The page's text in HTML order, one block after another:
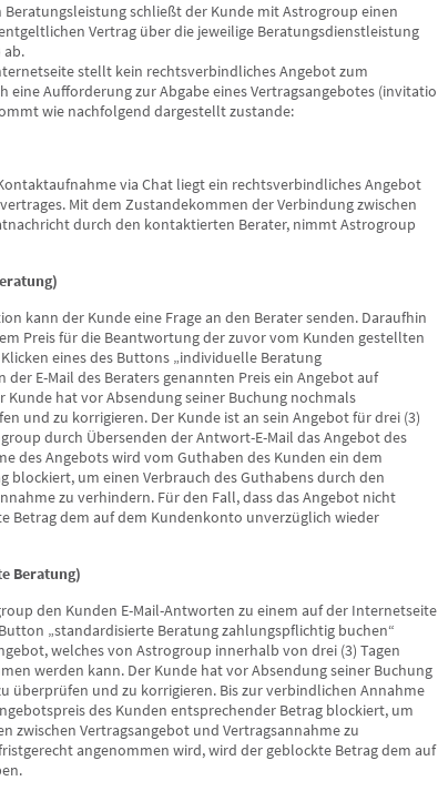
schließt der Kunde mit Astrogroup einen
Vertrag über die jeweilige Beratungsdienstleistung
ab.
stellt kein rechtsverbindliches Angebot zum
eine Aufforderung zur Abgabe eines Vertragsangebotes (invitatio
wie nachfolgend dargestellt zustande:
via Chat liegt ein rechtsverbindliches Angebot
Mit dem Zustandekommen der Verbindung zwischen
durch den kontaktierten Berater, nimmt Astrogroup
kann der Kunde eine Frage an den Berater senden. Daraufhin
Preis für die Beantwortung der zuvor vom Kunden gestellten
eines des Buttons „individuelle Beratung
E-Mail des Beraters genannten Preis ein Angebot auf
hat vor Absendung seiner Buchung nochmals
und zu korrigieren. Der Kunde ist an sein Angebot für drei (3)
durch Übersenden der Antwort-E-Mail das Angebot des
des Angebots wird vom Guthaben des Kunden ein dem
blockiert, um einen Verbrauch des Guthabens durch den
zu verhindern. Für den Fall, dass das Angebot nicht
Betrag dem auf dem Kundenkonto unverzüglich wieder
Beratung)
den Kunden E-Mail-Antworten zu einem auf der Internetseite
„standardisierte Beratung zahlungspflichtig buchen“
welches von Astrogroup innerhalb von drei (3) Tagen
werden kann. Der Kunde hat vor Absendung seiner Buchung
überprüfen und zu korrigieren. Bis zur verbindlichen Annahme
des Kunden entsprechender Betrag blockiert, um
zwischen Vertragsangebot und Vertragsannahme zu
angenommen wird, wird der geblockte Betrag dem auf